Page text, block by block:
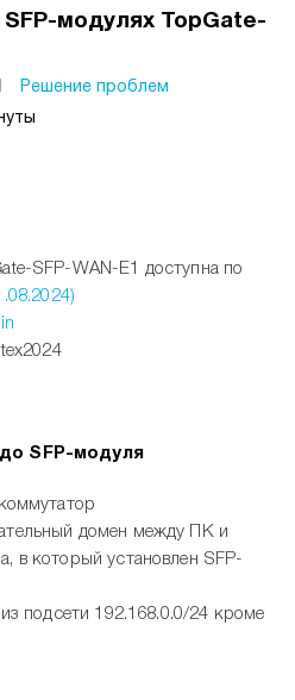
модулях TopGate-
Решение проблем
SFP-WAN-E1 доступна по
SFP-модуля
домен между ПК и
в который установлен SFP-
подсети 192.168.0.0/24 кроме